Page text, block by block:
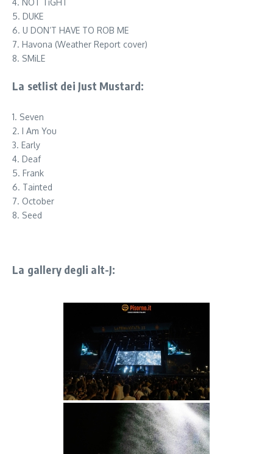
4. NOT TiGHT
5. DUKE
6. U DON’T HAVE TO ROB ME
7. Havona (Weather Report cover)
8. SMiLE
La setlist dei Just Mustard:
1. Seven
2. I Am You
3. Early
4. Deaf
5. Frank
6. Tainted
7. October
8. Seed
La gallery degli alt-J: